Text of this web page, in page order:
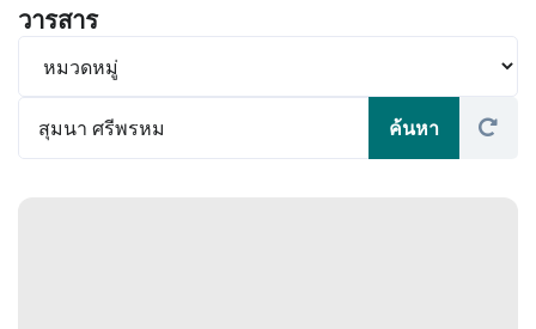
วารสาร